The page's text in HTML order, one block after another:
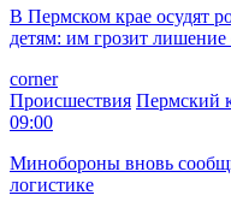
В Пермском крае осудят
детям: им грозит
corner
Происшествия Пермский
09:00
Минобороны вновь
логистике